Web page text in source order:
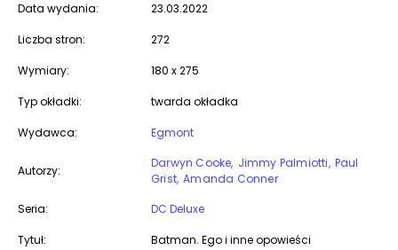
Data wydania: 23.03.2022
Liczba stron: 272
Wymiary: 180 x 275
Typ okładki: twarda okładka
Wydawca: Egmont
Autorzy:
Darwyn Cooke Jimmy Palmiotti Paul
Grist Amanda Conner
Seria:
DC Deluxe
Tytuł: Batman. Ego i inne opowieści